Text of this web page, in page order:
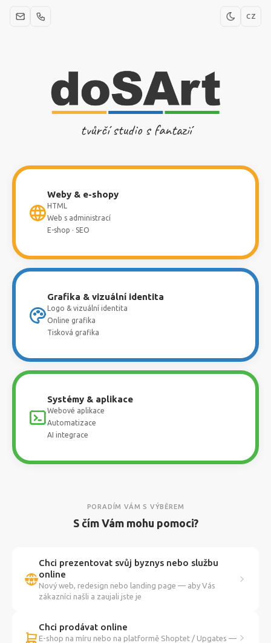
CZ
tvůrčí studio s fantazií
Weby & e-shopy
HTML
Web s administrací
E-shop · SEO
Grafika & vizuální identita
Logo & vizuální identita
Online grafika
Tisková grafika
Systémy & aplikace
Webové aplikace
Automatizace
AI integrace
PORADÍM VÁM S VÝBĚREM
S čím Vám mohu pomoci?
Chci prezentovat svůj byznys nebo službu
online
Nový web, redesign nebo landing page — aby Vás
zákazníci našli a zaujali jste je
Chci prodávat online
E-shop na míru nebo na platformě Shoptet / Upgates —